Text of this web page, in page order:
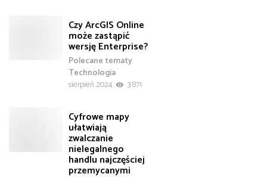
Czy ArcGIS Online
może zastąpić
wersję Enterprise?
Polecane tematy
Technologia
sierpień 2024
3 871
Cyfrowe mapy
ułatwiają
zwalczanie
nielegalnego
handlu najczęściej
przemycanymi